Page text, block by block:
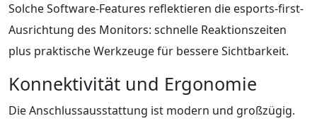
Solche Software-Features reflektieren die esports-first-
Ausrichtung des Monitors: schnelle Reaktionszeiten
plus praktische Werkzeuge für bessere Sichtbarkeit.
Konnektivität und Ergonomie
Die Anschlussausstattung ist modern und großzügig.